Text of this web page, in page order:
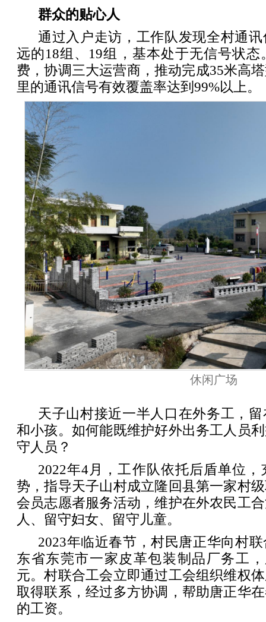
群众的贴心人
通过入户走访，工作队发现全村通
远的18组、19组，基本处于无信号状
费，协调三大运营商，推动完成35米高
里的通讯信号有效覆盖率达到99%以上。
休闲广场
天子山村接近一半人口在外务工，
和小孩。如何能既维护好外出务工人员
守人员？
2022年4月，工作队依托后盾单位
势，指导天子山村成立隆回县第一家村
会员志愿者服务活动，维护在外农民工
人、留守妇女、留守儿童。
2023年临近春节，村民唐正华向村
东省东莞市一家皮革包装制品厂务工
元。村联合工会立即通过工会组织维权
取得联系，经过多方协调，帮助唐正华
的工资。